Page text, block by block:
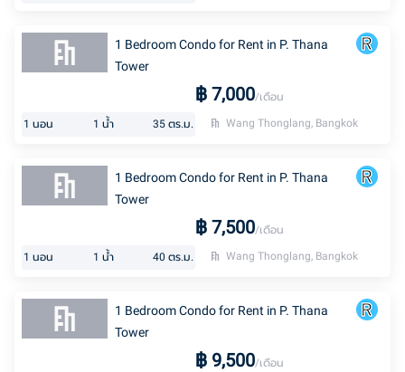
1 Bedroom Condo for Rent in P. Thana
Tower
฿ 7,000/เดือน
1 นอน 1 น้ำ 35 ตร.ม. Wang Thonglang, Bangkok
1 Bedroom Condo for Rent in P. Thana
Tower
฿ 7,500/เดือน
1 นอน 1 น้ำ 40 ตร.ม. Wang Thonglang, Bangkok
1 Bedroom Condo for Rent in P. Thana
Tower
฿ 9,500/เดือน